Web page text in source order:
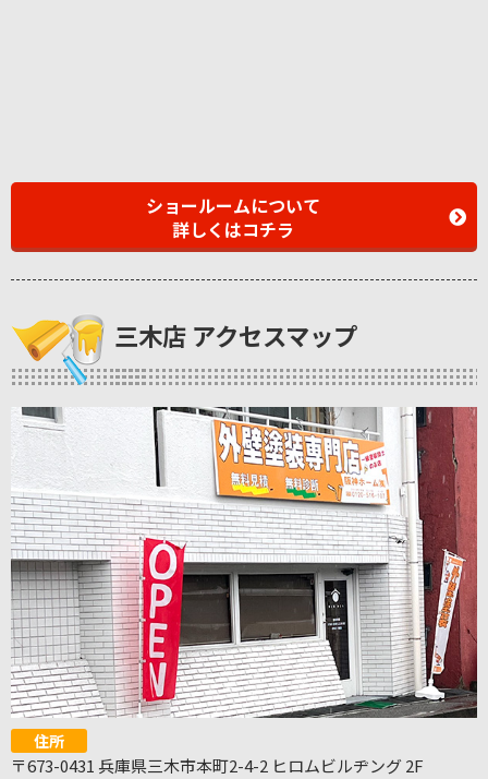
ショールームについて
詳しくはコチラ
三木店 アクセスマップ
住所
〒673-0431 兵庫県三木市本町2-4-2 ヒロムビルヂング 2F